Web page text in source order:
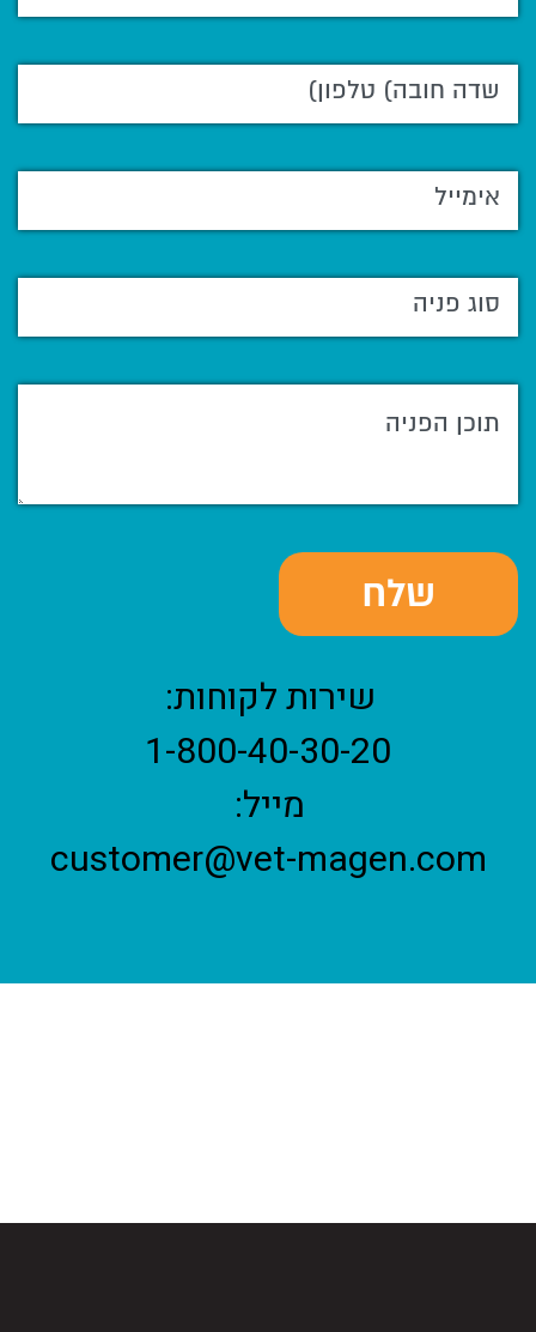
שירות לקוחות:
1-800-40-30-20
מייל:
customer@vet-magen.com